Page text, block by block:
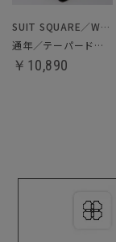
SUIT SQUARE／WHITE
通年／テーパードパンツ
￥10,890